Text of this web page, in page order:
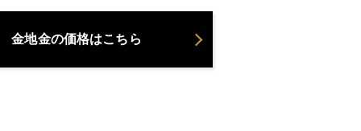
金地金の価格はこちら